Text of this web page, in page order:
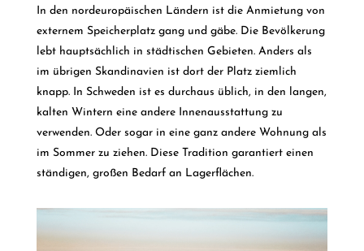
In den nordeuropäischen Ländern ist die Anmietung von
externem Speicherplatz gang und gäbe. Die Bevölkerung
lebt hauptsächlich in städtischen Gebieten. Anders als
im übrigen Skandinavien ist dort der Platz ziemlich
knapp. In Schweden ist es durchaus üblich, in den langen,
kalten Wintern eine andere Innenausstattung zu
verwenden. Oder sogar in eine ganz andere Wohnung als
im Sommer zu ziehen. Diese Tradition garantiert einen
ständigen, großen Bedarf an Lagerflächen.